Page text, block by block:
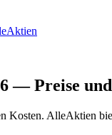
— Preise
Kosten. AlleAktien